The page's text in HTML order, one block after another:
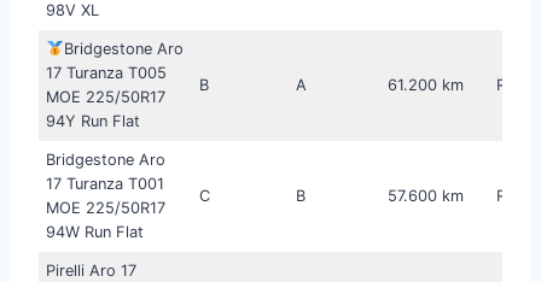
98V XL
Bridgestone Aro
17 Turanza T005
MOE 225/50R17
94Y Run Flat
B A 61.200 km R$
Bridgestone Aro
17 Turanza T001
MOE 225/50R17
94W Run Flat
C B 57.600 km R$
Pirelli Aro 17